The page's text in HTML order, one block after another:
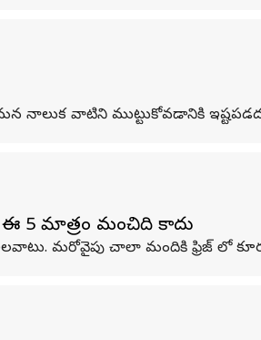
నాలుక వాటిని ముట్టుకోవడానికి
5 మాత్రం మంచిది కాదు
మరోవైపు చాలా మందికి ఫ్రిజ్ లో